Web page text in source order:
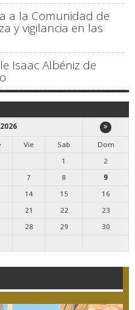
a la Comunidad de
y vigilancia en las
Isaac Albéniz de
Vie Sab
Dom
1
2
7 8
9
14 15
16
21 22
23
28 29
30